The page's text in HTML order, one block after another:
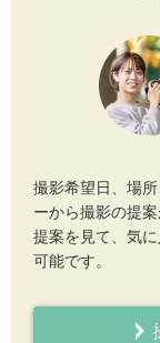
撮影希望日、場
ーから撮影の提案
提案を見て、気
可能です。